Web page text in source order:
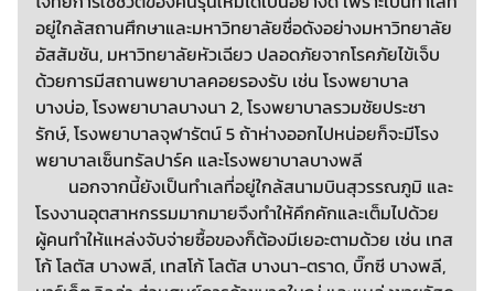
อยู่ใกล้สถานศึกษาและมหาวิทยาลัยชื่อดังอย่างมหาวิทยาลัย
อัสสัมชัน, มหาวิทยาลัยหัวเฉียว ปลอดภัยจากโรคภัยไข้เจ็บ
ด้วยการมีสถานพยาบาลคอยรองรับ เช่น โรงพยาบาล
บางบ่อ, โรงพยาบาลบางนา 2, โรงพยาบาลรวมชัยประชา
รักษ์, โรงพยาบาลจุฬารัตน์ 5 ถ้าห่างออกไปหน่อยก็จะมีโรง
พยาบาลเซ็นทรัลปาร์ค และโรงพยาบาลบางพลี
นอกจากนี้ยังเป็นทำเลที่อยู่ใกล้สนามบินสุวรรณภูมิ และ
โรงงานอุตสาหกรรมมากมายจึงทำให้คึกคักและเต็มไปด้วย
ผู้คนทำให้แหล่งจับจ่ายซื้อของก็ต้องมีเยอะตามด้วย เช่น เทส
โก้ โลตัส บางพลี, เทสโก้ โลตัส บางนา-ตราด, บิ๊กซี บางพลี,